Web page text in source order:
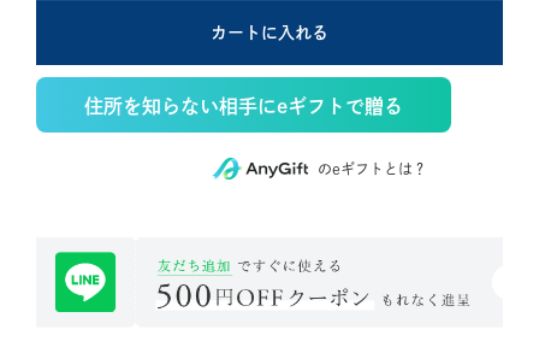
カートに入れる
住所を知らない相手にeギフトで贈る
のeギフトとは？